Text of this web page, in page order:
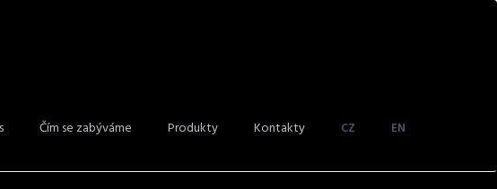
ORDER BY SortOrder
Čím se zabýváme Produkty Kontakty CZ EN